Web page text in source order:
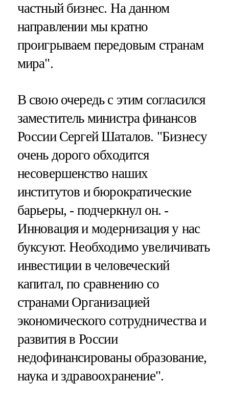
частный бизнес. На данном
направлении мы кратно
проигрываем передовым странам
мира".
В свою очередь с этим согласился
заместитель министра финансов
России Сергей Шаталов. "Бизнесу
очень дорого обходится
несовершенство наших
институтов и бюрократические
барьеры, - подчеркнул он. -
Инновация и модернизация у нас
буксуют. Необходимо увеличивать
инвестиции в человеческий
капитал, по сравнению со
странами Организацией
экономического сотрудничества и
развития в России
недофинансированы образование,
наука и здравоохранение".